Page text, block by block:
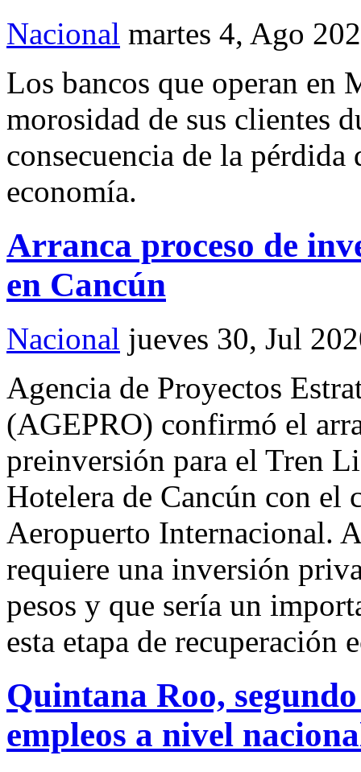
Nacional martes 4, Ago
Los bancos que operan en
morosidad de sus clientes
consecuencia de la
economía.
Arranca proceso de
en Cancún
Nacional jueves 30, Jul
Agencia de Proyectos
(AGEPRO) confirmó el
preinversión para el Tren
Hotelera de Cancún con el
Aeropuerto Internacional.
requiere una inversión
pesos y que sería un
esta etapa de recuperación
Quintana Roo,
empleos a nivel